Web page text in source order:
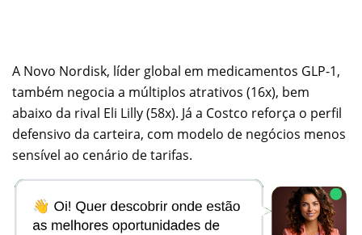
A Novo Nordisk, líder global em medicamentos GLP-1,
também negocia a múltiplos atrativos (16x), bem
abaixo da rival Eli Lilly (58x). Já a Costco reforça o perfil
defensivo da carteira, com modelo de negócios menos
sensível ao cenário de tarifas.